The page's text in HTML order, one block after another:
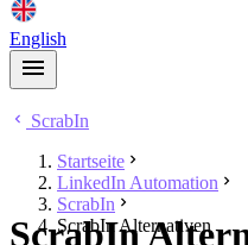
English
ScrabIn
Startseite
LinkedIn Automation
ScrabIn
ScrabIn Alternativen
ScrabIn